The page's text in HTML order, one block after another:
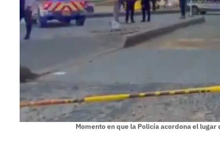
Momento en que la Policía acordona el lugar